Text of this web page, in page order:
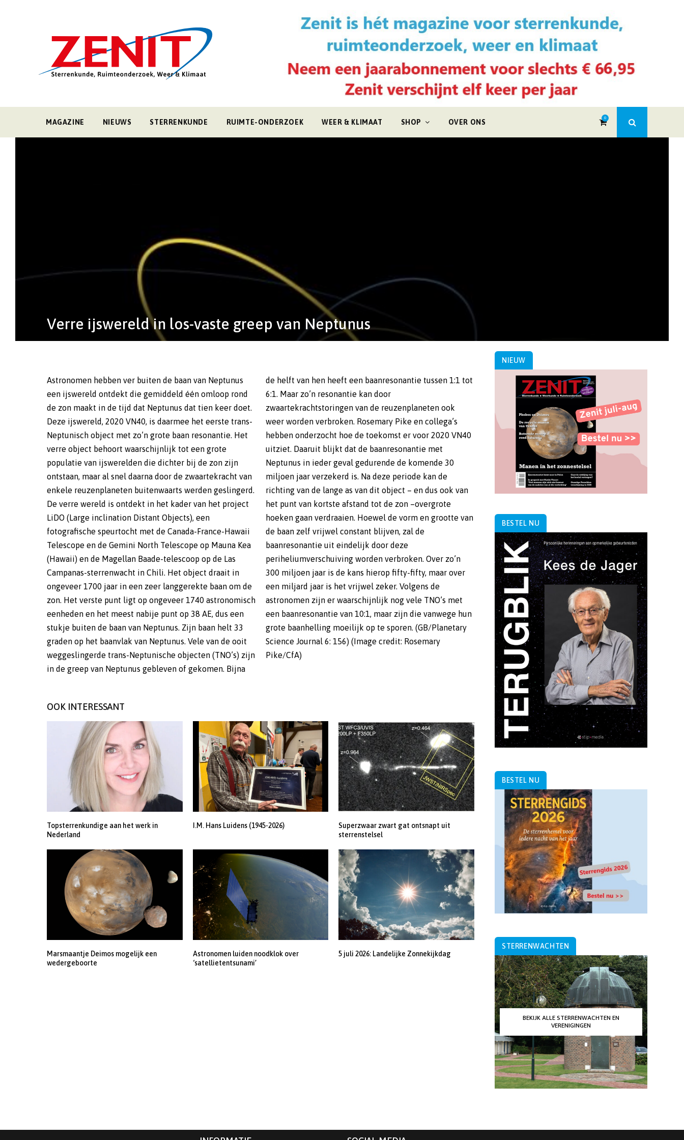
MAGAZINE NIEUWS STERRENKUNDE RUIMTE-ONDERZOEK WEER & KLIMAAT SHOP OVER ONS
0
Verre ijswereld in los-vaste greep van Neptunus
Astronomen hebben ver buiten de baan van Neptunus
een ijswereld ontdekt die gemiddeld één omloop rond
de zon maakt in de tijd dat Neptunus dat tien keer doet.
Deze ijswereld, 2020 VN40, is daarmee het eerste trans-
Neptunisch object met zo’n grote baan resonantie. Het
verre object behoort waarschijnlijk tot een grote
populatie van ijswerelden die dichter bij de zon zijn
ontstaan, maar al snel daarna door de zwaartekracht van
enkele reuzenplaneten buitenwaarts werden geslingerd.
De verre wereld is ontdekt in het kader van het project
LiDO (Large inclination Distant Objects), een
fotografische speurtocht met de Canada-France-Hawaii
Telescope en de Gemini North Telescope op Mauna Kea
(Hawaii) en de Magellan Baade-telescoop op de Las
Campanas-sterrenwacht in Chili. Het object draait in
ongeveer 1700 jaar in een zeer langgerekte baan om de
zon. Het verste punt ligt op ongeveer 1740 astronomisch
eenheden en het meest nabije punt op 38 AE, dus een
stukje buiten de baan van Neptunus. Zijn baan helt 33
graden op het baanvlak van Neptunus. Vele van de ooit
weggeslingerde trans-Neptunische objecten (TNO’s) zijn
in de greep van Neptunus gebleven of gekomen. Bijna
de helft van hen heeft een baanresonantie tussen 1:1 tot
6:1. Maar zo’n resonantie kan door
zwaartekrachtstoringen van de reuzenplaneten ook
weer worden verbroken. Rosemary Pike en collega’s
hebben onderzocht hoe de toekomst er voor 2020 VN40
uitziet. Daaruit blijkt dat de baanresonantie met
Neptunus in ieder geval gedurende de komende 30
miljoen jaar verzekerd is. Na deze periode kan de
richting van de lange as van dit object – en dus ook van
het punt van kortste afstand tot de zon –overgrote
hoeken gaan verdraaien. Hoewel de vorm en grootte van
de baan zelf vrijwel constant blijven, zal de
baanresonantie uit eindelijk door deze
periheliumverschuiving worden verbroken. Over zo’n
300 miljoen jaar is de kans hierop fifty-fifty, maar over
een miljard jaar is het vrijwel zeker. Volgens de
astronomen zijn er waarschijnlijk nog vele TNO’s met
een baanresonantie van 10:1, maar zijn die vanwege hun
grote baanhelling moeilijk op te sporen. (GB/Planetary
Science Journal 6: 156) (Image credit: Rosemary
Pike/CfA)
OOK INTERESSANT
Topsterrenkundige aan het werk in
Nederland
I.M. Hans Luidens (1945-2026)
Superzwaar zwart gat ontsnapt uit
sterrenstelsel
Marsmaantje Deimos mogelijk een
wedergeboorte
Astronomen luiden noodklok over
‘satellietentsunami’
5 juli 2026: Landelijke Zonnekijkdag
NIEUW
BESTEL NU
BESTEL NU
STERRENWACHTEN
BEKIJK ALLE STERRENWACHTEN EN
VERENIGINGEN